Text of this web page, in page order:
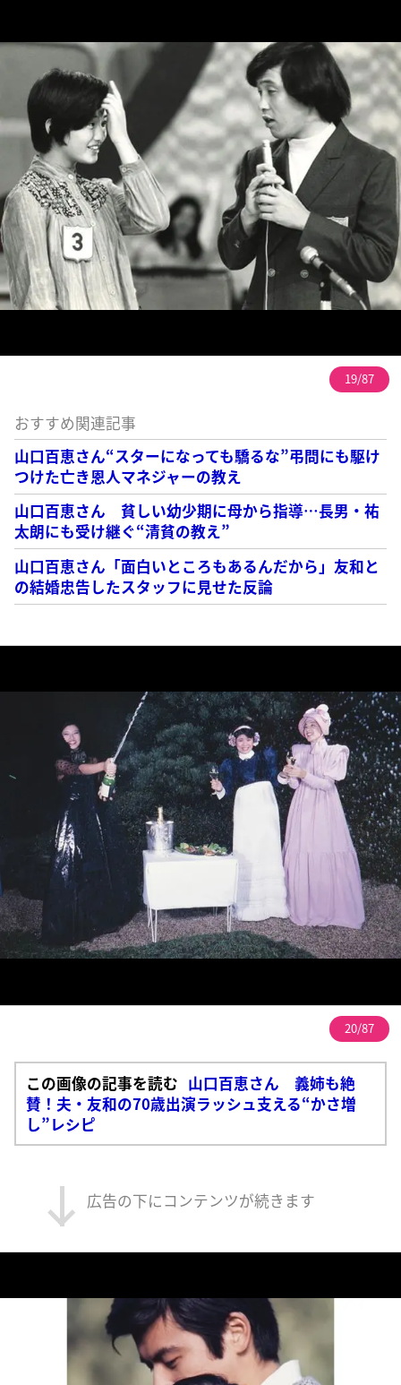
19/87
おすすめ関連記事
山口百恵さん“スターになっても驕るな”弔問にも駆け
つけた亡き恩人マネジャーの教え
山口百恵さん 貧しい幼少期に母から指導…長男・祐
太朗にも受け継ぐ“清貧の教え”
山口百恵さん「面白いところもあるんだから」友和と
の結婚忠告したスタッフに見せた反論
20/87
この画像の記事を読む 山口百恵さん 義姉も絶
賛！夫・友和の70歳出演ラッシュ支える“かさ増
し”レシピ
広告の下にコンテンツが続きます